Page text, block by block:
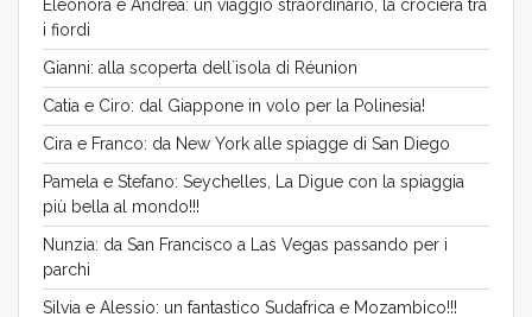
Eleonora e Andrea: un viaggio straordinario, la crociera tra
i fiordi
Gianni: alla scoperta dell´isola di Réunion
Catia e Ciro: dal Giappone in volo per la Polinesia!
Cira e Franco: da New York alle spiagge di San Diego
Pamela e Stefano: Seychelles, La Digue con la spiaggia
più bella al mondo!!!
Nunzia: da San Francisco a Las Vegas passando per i
parchi
Silvia e Alessio: un fantastico Sudafrica e Mozambico!!!